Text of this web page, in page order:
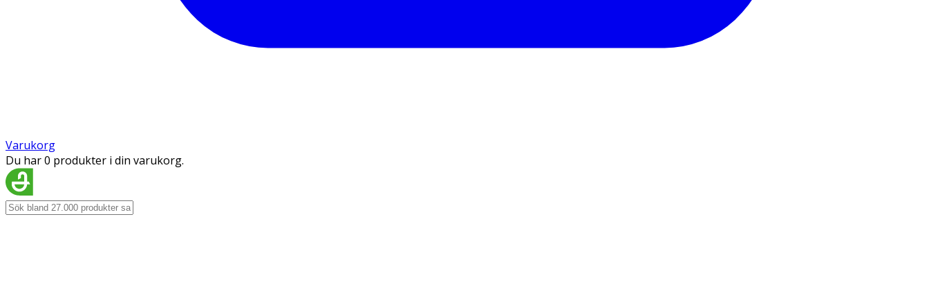
Varukorg
Du har 0 produkter i din varukorg.